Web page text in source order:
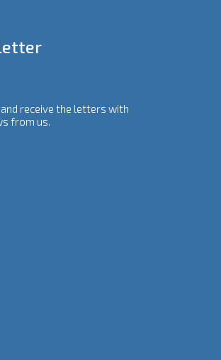
receive the letters with
from us.